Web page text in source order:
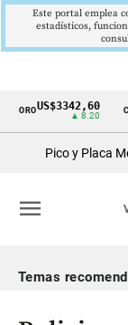
Cintillo
Colombia
OROUS$3342,60
▲ 8.20
Pico y Placa
menu
Temas
Este portal emplea
estadísticos,